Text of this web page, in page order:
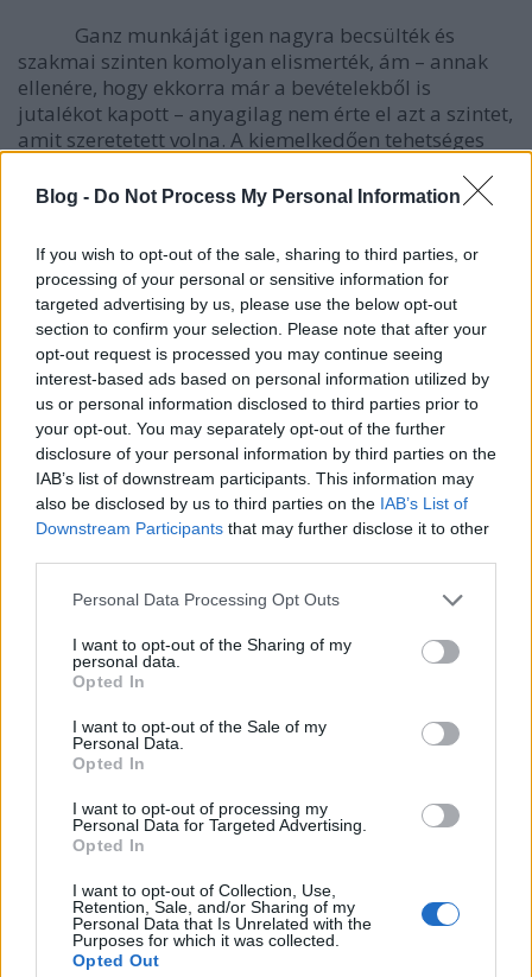
Blog - Do Not Process My Personal Information
If you wish to opt-out of the sale, sharing to third parties, or
processing of your personal or sensitive information for
targeted advertising by us, please use the below opt-out
section to confirm your selection. Please note that after your
opt-out request is processed you may continue seeing
interest-based ads based on personal information utilized by
us or personal information disclosed to third parties prior to
your opt-out. You may separately opt-out of the further
disclosure of your personal information by third parties on the
IAB’s list of downstream participants. This information may
also be disclosed by us to third parties on the IAB’s List of
Downstream Participants that may further disclose it to other
Please note that this website/app uses one or more Google
not limited to your visit or usage behaviour. You may click to
grant or deny consent to Google and its third-party tags to
use your data for below specified purposes in below Google
consent section.
Personal Data Processing Opt Outs
I want to opt-out of the Sharing of my
personal data.
Opted In
I want to opt-out of the Sale of my
Personal Data.
Opted In
I want to opt-out of processing my
Personal Data for Targeted Advertising.
Opted In
I want to opt-out of Collection, Use,
Retention, Sale, and/or Sharing of my
Personal Data that Is Unrelated with the
Purposes for which it was collected.
Opted Out
Ganz munkáját igen nagyra becsülték és
szakmai szinten komolyan elismerték, ám – annak
ellenére, hogy ekkorra már a bevételekből is
jutalékot kapott – anyagilag nem érte el azt a szintet,
amit szeretetett volna. A kiemelkedően tehetséges
dacára annak, hogy Széchenyi ezt mindenképpen
januárjában már saját öntödéjének vezetőjeként
haladt tovább az általa elképzelt úton.A
legnagyobb magyar azonban nem nézte jó szemmel,
hogy Ganz ellenszegült az akaratának. Kapcsolatait
felhasználva leállíttatta az új öntödébe irányuló szén
és vasszállítást, ezzel lehetetlen helyzetbe hozva a
vállalatot. A gróf végül Kossuth közbenjárására
enyhült meg, mégpedig olyannyira, hogy egyik
legikonikusabb alkotása, a Lánchíd építésére is
rendelt Ganztól öntöttvas elemeket. De nem csak
ebben az esetben járt szerencsével az öntödés.
hozzájuk való golyókat is gyártott. Ezt persze az
udvar nem nézte jó szemmel és a harcok lezárulta
után szinte azonnal bíróság elé állították a
gyártulajdonost. Ganzot ekkor svájci
jelképes, hathetes felfüggesztett börtönbüntetéssel
megúszta az ügyet, melyet soha nem kellett
megszűnte után pár évvel már egy új területen,
vasúti piacon kezdte el halmozni a sikereket.
Ehhez azonban szükség volt Ganz Ábrahám
rendkívüli tehetségére is. 1855-ben ugyanis
szabadalmaztatta a kéregöntés eljárását, amely
egyedülálló sikerekhez és hírnévhez juttatta. Bár